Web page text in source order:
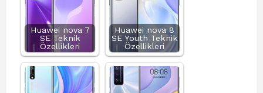
Huawei nova 7
SE Teknik
Özellikleri
Huawei nova 8
SE Youth Teknik
Özellikleri